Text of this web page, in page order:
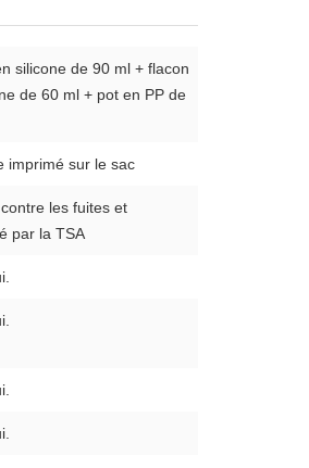
silicone de 90 ml + flacon
de 60 ml + pot en PP de
imprimé sur le sac
les fuites et
par la TSA